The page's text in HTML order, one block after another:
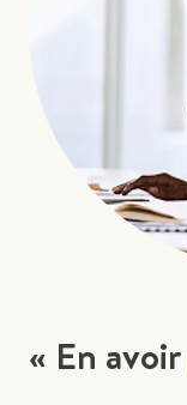
« En avoir